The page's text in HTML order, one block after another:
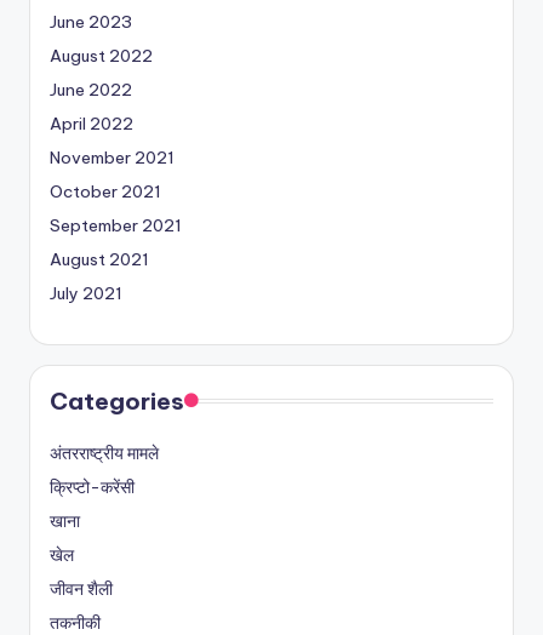
June 2023
August 2022
June 2022
April 2022
November 2021
October 2021
September 2021
August 2021
July 2021
Categories
अंतरराष्ट्रीय मामले
क्रिप्टो-करेंसी
खाना
खेल
जीवन शैली
तकनीकी